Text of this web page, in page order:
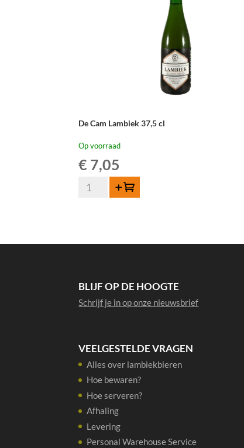
De Cam Lambiek 37,5 cl
Op voorraad
€ 7,05
De
Toevoegen
BLIJF OP DE HOOGTE
Schrijf je in op onze nieuwsbrief
VEELGESTELDE VRAGEN
Alles over lambiekbieren
Hoe bewaren?
Hoe serveren?
Afhaling
Levering
Personal Warehouse Service